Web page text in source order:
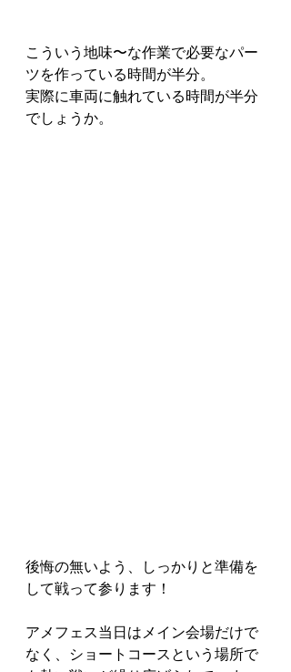
こういう地味〜な作業で必要なパー
ツを作っている時間が半分。
実際に車両に触れている時間が半分
でしょうか。
後悔の無いよう、しっかりと準備を
して戦って参ります！
アメフェス当日はメイン会場だけで
なく、ショートコースという場所で